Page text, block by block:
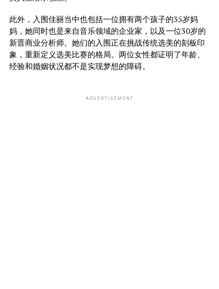
此外，入围佳丽当中也包括一位拥有两个孩子的35岁妈
妈，她同时也是来自音乐领域的企业家，以及一位30岁的
新晋商业分析师。她们的入围正在挑战传统选美的刻板印
象，重新定义选美比赛的格局。两位女性都证明了年龄、
经验和婚姻状况都不是实现梦想的障碍。
ADVERTISEMENT